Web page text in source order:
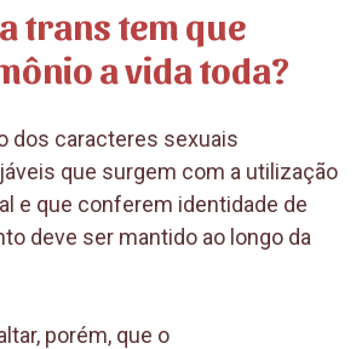
trans tem que
a vida toda?
dos caracteres sexuais
que surgem com a utilização
e que conferem identidade de
deve ser mantido ao longo da
porém, que o